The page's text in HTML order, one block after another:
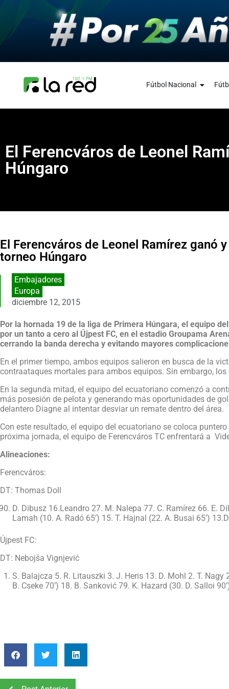
Fútbol Nacional
El Ferencváros de Leonel
Húngaro
El Ferencváros de Leonel Ramírez ganó
torneo Húngaro
Embajadores
Europa
diciembre 12, 2015
Por la hornada 19 de la liga de Primera Húngara, el equipo
por un tanto a cero al Újpest FC, en el estadio Groupama
cerrando la banda derecha y evitando mayores
En el primer tiempo, ambos equipos salieron en busca de la
contraataques mortales para ambos equipos. Sin embargo,
En la segunda mitad, el equipo del ecuatoriano comenzó a
más posesión de pelota y generando más oportunidades de
delantero Diagne al intentar desviar un remate dentro del área.
Con este resultado, el equipo del ecuatoriano se coloca
próxima jornada, el equipo de Ferencváros TC enfrentará a
Alineaciones:
Ferencváros:
DT: Thomas Doll
D. Dibusz 16.Leandro 27. M. Nalepa 77. C. Ramírez 66. E.
Lamah (10. A. Radó 65’) 15. T. Hajnal (22. A. Busai 65’)
Újpest FC:
DT: Nebojša Vignjević
S. Balajcza 5. R. Litauszki 3. J. Heris 13. D. Mohl 2. T. Nagy
B. Cseke 70’) 18. B. Sanković 79. K. Hazard (30. D. Salloi